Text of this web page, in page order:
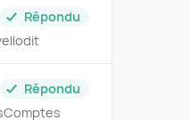
Répondu
Répondu